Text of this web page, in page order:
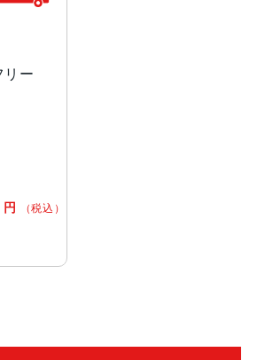
ームイン、2倍の光学ズームアウト
リー
円 （税込）